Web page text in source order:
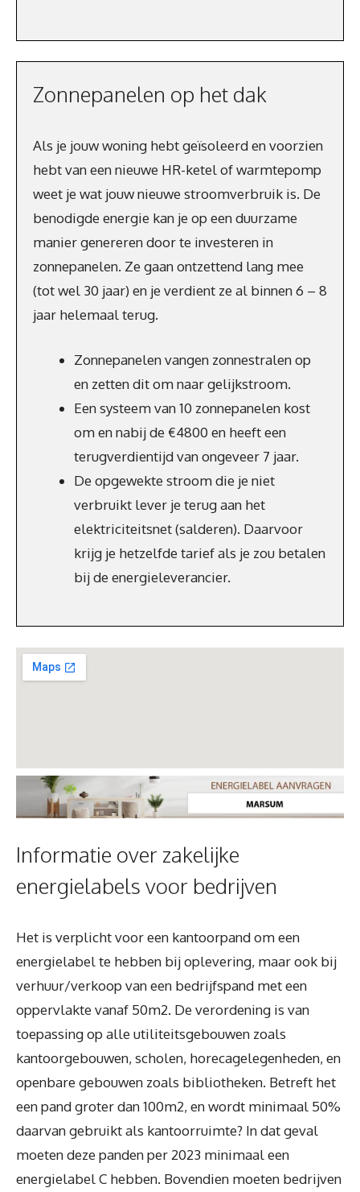
Zonnepanelen op het dak
Als je jouw woning hebt geïsoleerd en voorzien
hebt van een nieuwe HR-ketel of warmtepomp
weet je wat jouw nieuwe stroomverbruik is. De
benodigde energie kan je op een duurzame
manier genereren door te investeren in
zonnepanelen. Ze gaan ontzettend lang mee
(tot wel 30 jaar) en je verdient ze al binnen 6 – 8
jaar helemaal terug.
Zonnepanelen vangen zonnestralen op
en zetten dit om naar gelijkstroom.
Een systeem van 10 zonnepanelen kost
om en nabij de €4800 en heeft een
terugverdientijd van ongeveer 7 jaar.
De opgewekte stroom die je niet
verbruikt lever je terug aan het
elektriciteitsnet (salderen). Daarvoor
krijg je hetzelfde tarief als je zou betalen
bij de energieleverancier.
Informatie over zakelijke
energielabels voor bedrijven
Het is verplicht voor een kantoorpand om een
energielabel te hebben bij oplevering, maar ook bij
verhuur/verkoop van een bedrijfspand met een
oppervlakte vanaf 50m2. De verordening is van
toepassing op alle utiliteitsgebouwen zoals
kantoorgebouwen, scholen, horecagelegenheden, en
openbare gebouwen zoals bibliotheken. Betreft het
een pand groter dan 100m2, en wordt minimaal 50%
daarvan gebruikt als kantoorruimte? In dat geval
moeten deze panden per 2023 minimaal een
energielabel C hebben. Bovendien moeten bedrijven